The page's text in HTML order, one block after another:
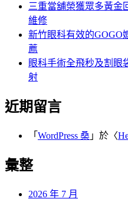
三重當舖榮獲眾多黃金
維修
新竹眼科有效的GOGO
薦
眼科手術全飛秒及割眼
射
近期留言
「 WordPress 桑 」於〈
彙整
2026 年 7 月